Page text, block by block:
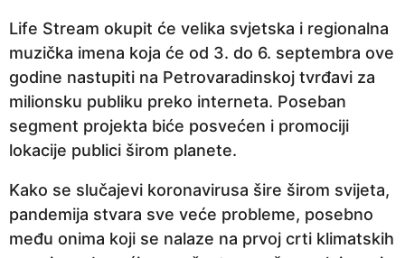
o
d
i
n
a
p
Life Stream okupit će velika svjetska i regionalna
muzička imena koja će od 3. do 6. septembra ove
godine nastupiti na Petrovaradinskoj tvrđavi za
milionsku publiku preko interneta. Poseban
segment projekta biće posvećen i promociji
lokacije publici širom planete.
Kako se slučajevi koronavirusa šire širom svijeta,
pandemija stvara sve veće probleme, posebno
među onima koji se nalaze na prvoj crti klimatskih